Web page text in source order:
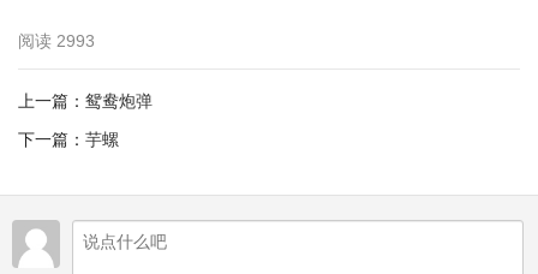
阅读 2993
上一篇： 鸳鸯炮弹
下一篇： 芋螺